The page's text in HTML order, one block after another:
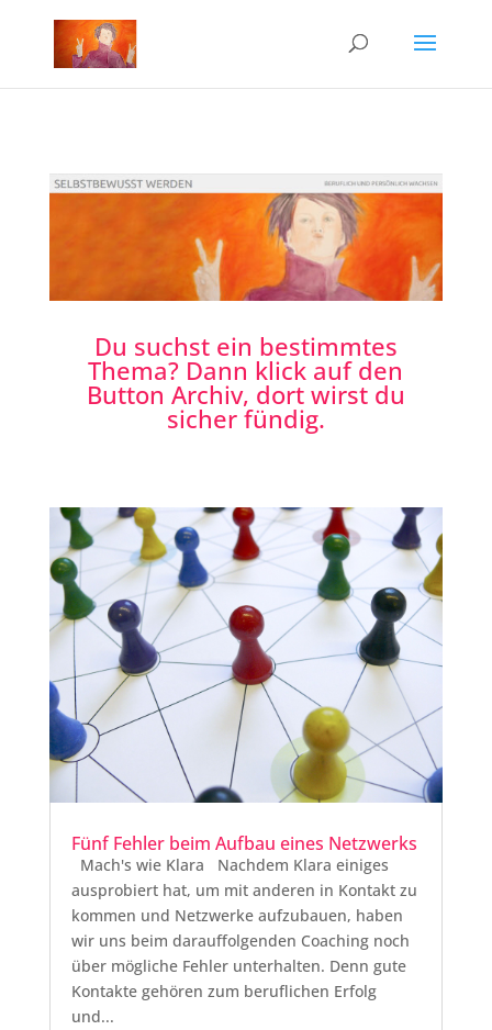
Du suchst ein bestimmtes
Thema? Dann klick auf den
Button Archiv, dort wirst du
sicher fündig.
Fünf Fehler beim Aufbau eines Netzwerks
Mach's wie Klara Nachdem Klara einiges
ausprobiert hat, um mit anderen in Kontakt zu
kommen und Netzwerke aufzubauen, haben
wir uns beim darauffolgenden Coaching noch
über mögliche Fehler unterhalten. Denn gute
Kontakte gehören zum beruflichen Erfolg
und...